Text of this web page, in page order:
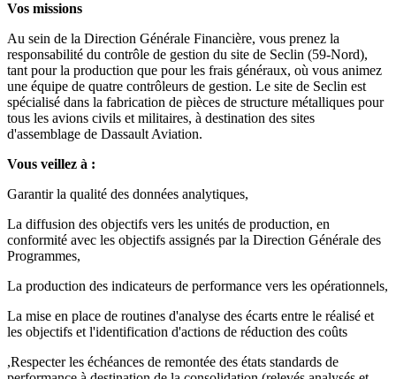
Vos missions
Au sein de la Direction Générale Financière, vous prenez la
responsabilité du contrôle de gestion du site de Seclin (59-Nord),
tant pour la production que pour les frais généraux, où vous animez
une équipe de quatre contrôleurs de gestion. Le site de Seclin est
spécialisé dans la fabrication de pièces de structure métalliques pour
tous les avions civils et militaires, à destination des sites
d'assemblage de Dassault Aviation.
Vous veillez à :
Garantir la qualité des données analytiques,
La diffusion des objectifs vers les unités de production, en
conformité avec les objectifs assignés par la Direction Générale des
Programmes,
La production des indicateurs de performance vers les opérationnels,
La mise en place de routines d'analyse des écarts entre le réalisé et
les objectifs et l'identification d'actions de réduction des coûts
,Respecter les échéances de remontée des états standards de